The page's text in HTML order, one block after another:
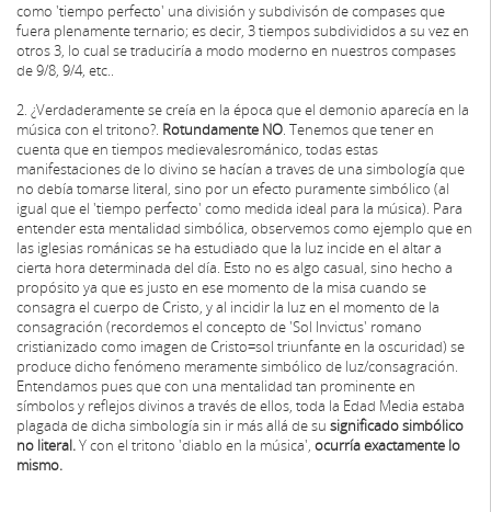
como 'tiempo perfecto' una división y subdivisón de compases que
fuera plenamente ternario; es decir, 3 tiempos subdivididos a su vez en
otros 3, lo cual se traduciría a modo moderno en nuestros compases
de 9/8, 9/4, etc..
2. ¿Verdaderamente se creía en la época que el demonio aparecía en la
música con el tritono?. Rotundamente NO. Tenemos que tener en
cuenta que en tiempos medievales­románico, todas estas
manifestaciones de lo divino se hacían a traves de una simbología que
no debía tomarse literal, sino por un efecto puramente simbólico (al
igual que el 'tiempo perfecto' como medida ideal para la música). Para
entender esta mentalidad simbólica, observemos como ejemplo que en
las iglesias románicas se ha estudiado que la luz incide en el altar a
cierta hora determinada del día. Esto no es algo casual, sino hecho a
propósito ya que es justo en ese momento de la misa cuando se
consagra el cuerpo de Cristo, y al incidir la luz en el momento de la
consagración (recordemos el concepto de 'Sol Invictus' romano
cristianizado como imagen de Cristo=sol triunfante en la oscuridad) se
produce dicho fenómeno meramente simbólico de luz/consagración.
Entendamos pues que con una mentalidad tan prominente en
símbolos y reflejos divinos a través de ellos, toda la Edad Media estaba
plagada de dicha simbología sin ir más allá de su significado simbólico
no literal.Y con el tritono 'diablo en la música', ocurría exactamente lo
mismo.